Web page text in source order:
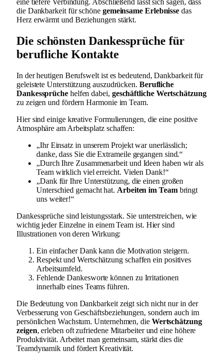
eine tiefere Verbindung. Abschließend lässt sich sagen, dass
die Dankbarkeit für schöne gemeinsame Erlebnisse das
Herz erwärmt und Beziehungen stärkt.
Die schönsten Dankessprüche für
berufliche Kontakte
In der heutigen Berufswelt ist es bedeutend, Dankbarkeit für
geleistete Unterstützung auszudrücken. Berufliche
Dankessprüchehelfen dabei, geschäftliche Wertschätzung
zu zeigen und fördern Harmonie im Team.
Hier sind einige kreative Formulierungen, die eine positive
Atmosphäre am Arbeitsplatz schaffen:
„Ihr Einsatz in unserem Projekt war unerlässlich;
danke, dass Sie die Extrameile gegangen sind.“
„Durch Ihre Zusammenarbeit und Ideen haben wir als
Team wirklich viel erreicht. Vielen Dank!“
„Dank für Ihre Unterstützung, die einen großen
Unterschied gemacht hat. Arbeiten im Teambringt
uns weiter!“
Dankessprüche sind leistungsstark. Sie unterstreichen, wie
wichtig jeder Einzelne in einem Team ist. Hier sind
Illustrationen von deren Wirkung:
Ein einfacher Dank kann die Motivation steigern.
Respekt und Wertschätzung schaffen ein positives
Arbeitsumfeld.
Fehlende Dankesworte können zu Irritationen
innerhalb eines Teams führen.
Die Bedeutung von Dankbarkeit zeigt sich nicht nur in der
Verbesserung von Geschäftsbeziehungen, sondern auch im
persönlichen Wachstum. Unternehmen, die Wertschätzung
zeigen, erleben oft zufriedene Mitarbeiter und eine höhere
Produktivität. Arbeitet man gemeinsam, stärkt dies die
Teamdynamik und fördert Kreativität.